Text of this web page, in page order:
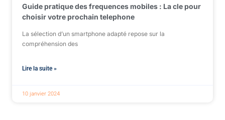
Guide pratique des frequences mobiles : La cle pour
choisir votre prochain telephone
La sélection d’un smartphone adapté repose sur la
compréhension des
Lire la suite »
10 janvier 2024